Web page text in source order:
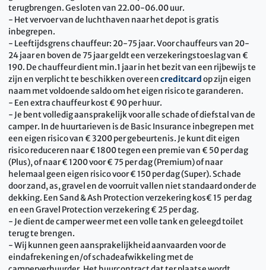
terugbrengen. Gesloten van 22.00-06.00 uur.
- Het vervoer van de luchthaven naar het depot is gratis
inbegrepen.
- Leeftijdsgrens chauffeur: 20-75 jaar. Voor chauffeurs van 20-
24 jaar en boven de 75 jaar geldt een verzekeringstoeslag van €
190. De chauffeur dient min.1 jaar in het bezit van een rijbewijs te
zijn en verplicht te beschikken over eencreditcard op zijn eigen
naam met voldoende saldo om het eigen risico te garanderen.
- Een extra chauffeur kost € 90 per huur.
- Je bent volledig aansprakelijk voor alle schade of diefstal van de
camper. In de huurtarieven is de Basic Insurance inbegrepen met
een eigen risico van € 3200 per gebeurtenis. Je kunt dit eigen
risico reduceren naar € 1800 tegen een premie van € 50 per dag
(Plus), of naar € 1200 voor € 75 per dag (Premium) of naar
helemaal geen eigen risico voor € 150 per dag (Super). Schade
door zand, as, gravel en de voorruit vallen niet standaard onder de
dekking. Een Sand & Ash Protection verzekering kos€ 15 per dag
en een Gravel Protection verzekering € 25 per dag.
- Je dient de camper weer met een volle tank en geleegd toilet
terug te brengen.
- Wij kunnen geen aansprakelijkheid aanvaarden voor de
eindafrekening en/of schadeafwikkeling met de